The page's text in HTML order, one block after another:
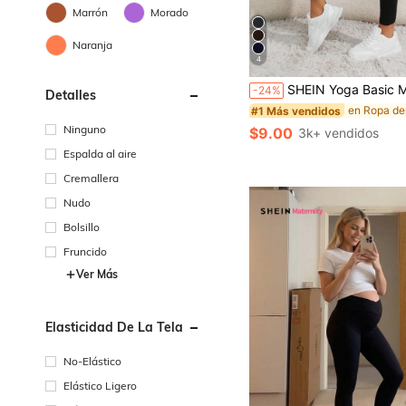
Marrón Morado
Naranja
Detalles
Ninguno
Espalda al aire
Cremallera
Nudo
Bolsillo
Fruncido
Ver Más
Elasticidad De La Tela
No-Elástico
Elástico Ligero
4
-24% SHEIN Yoga Basic Maternidad
#1 Más vendidos
¡Casi agotado!
#1 Más vendidos
¡Casi agotado!
#1 Más vendidos
¡Casi agotado!
#1 Más vendidos
¡Casi agotado!
$9.00 3k+ vendidos